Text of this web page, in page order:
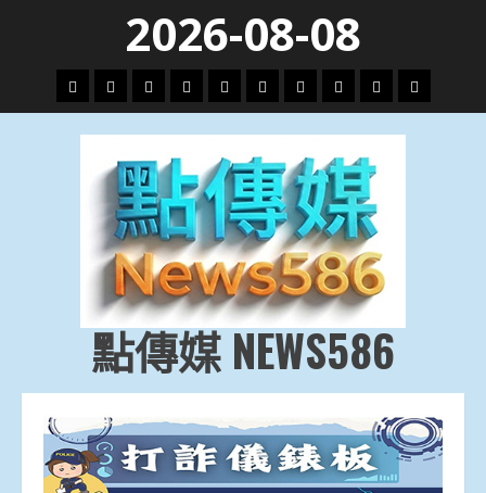
content
2026-08-08
頭
條
財
經
地
方.
會
文
教.
技
專
題
娛
樂
劇
政
治
國
際
運
動
生
活
點傳媒 NEWS586